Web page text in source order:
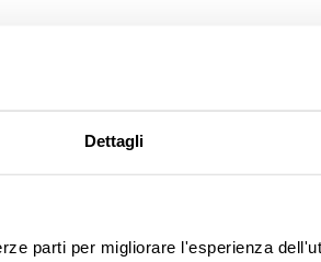
Dettagli
parti per migliorare l'esperienza